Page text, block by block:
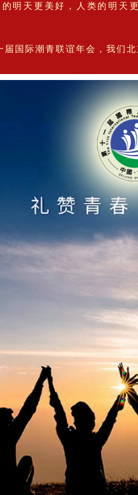
明天更美好，人类的明天
届国际潮青联谊年会，我们北